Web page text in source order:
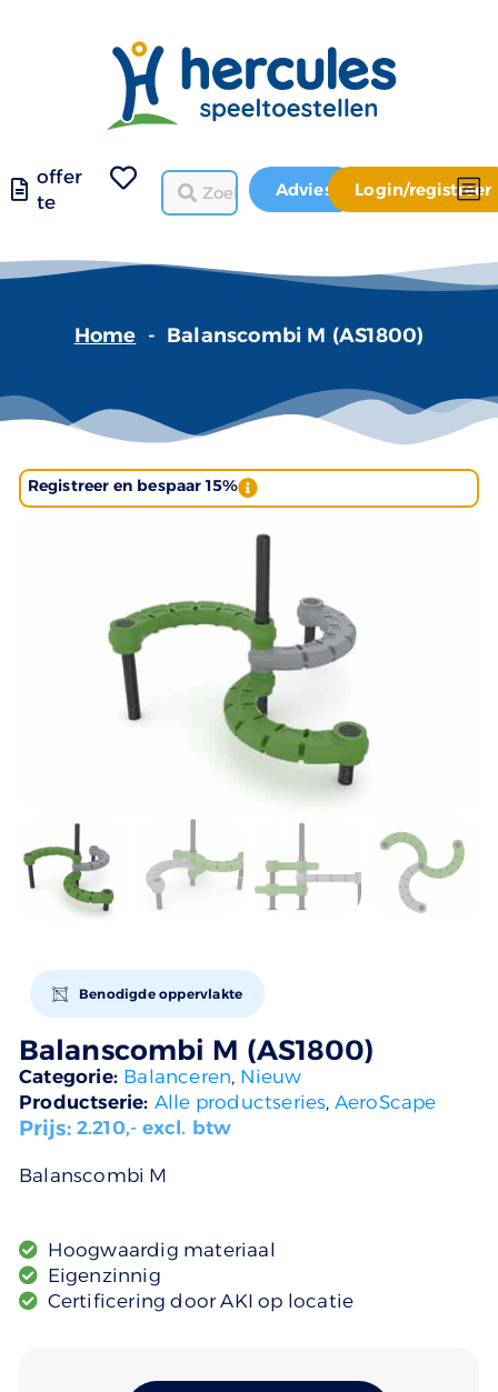
offer
te
Advies Login/registreer
Home - Balanscombi M (AS1800)
Registreer en bespaar 15%
Benodigde oppervlakte
Balanscombi M (AS1800)
Categorie: Balanceren, Nieuw
Productserie: Alle productseries, AeroScape
Prijs:2.210,- excl. btw
Balanscombi M
Hoogwaardig materiaal
Eigenzinnig
Certificering door AKI op locatie